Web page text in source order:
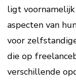
ligt voornamelijk
aspecten van
voor
die op
verschillende